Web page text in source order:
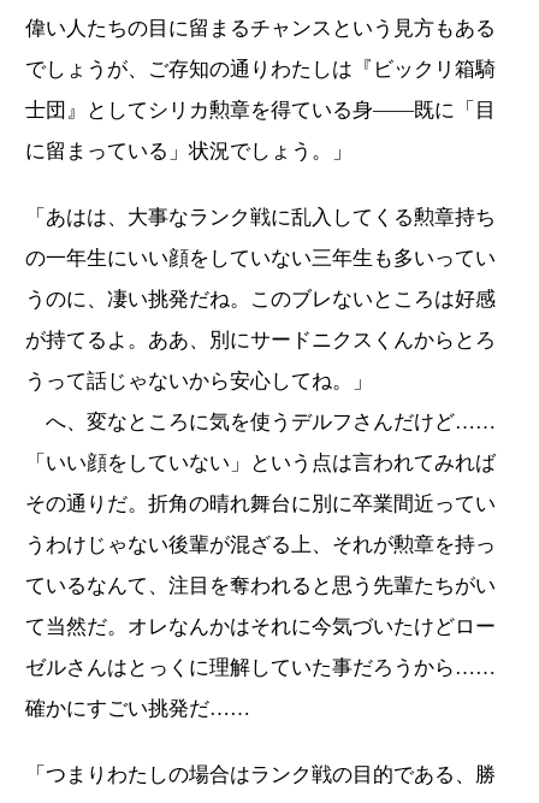
偉い人たちの目に留まるチャンスという見方もある
でしょうが、ご存知の通りわたしは『ビックリ箱騎
士団』としてシリカ勲章を得ている身――既に「目
に留まっている」状況でしょう。」
「あはは、大事なランク戦に乱入してくる勲章持ち
の一年生にいい顔をしていない三年生も多いってい
うのに、凄い挑発だね。このブレないところは好感
が持てるよ。ああ、別にサードニクスくんからとろ
うって話じゃないから安心してね。」
へ、変なところに気を使うデルフさんだけど……
「いい顔をしていない」という点は言われてみれば
その通りだ。折角の晴れ舞台に別に卒業間近ってい
うわけじゃない後輩が混ざる上、それが勲章を持っ
ているなんて、注目を奪われると思う先輩たちがい
て当然だ。オレなんかはそれに今気づいたけどロー
ゼルさんはとっくに理解していた事だろうから……
確かにすごい挑発だ……
「つまりわたしの場合はランク戦の目的である、勝